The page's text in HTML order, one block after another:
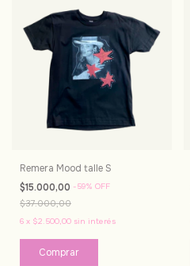
Remera Mood talle S
$15.000,00 -59% OFF
$37.000,00
6 x $2.500,00 sin interés